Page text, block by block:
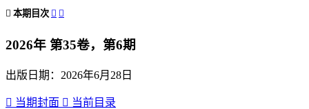
 本期目次  
2026年 第35卷，第6期
出版日期：2026年6月28日
 当期封面  当前目录